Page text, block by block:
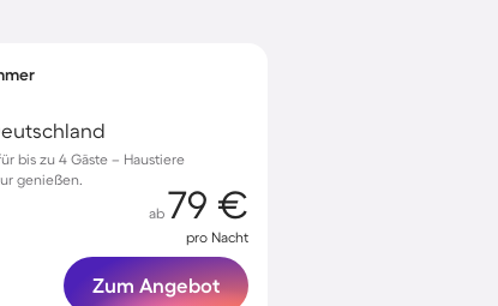
bis zu 4 Gäste – Haustiere
genießen.
ab 79 €
pro Nacht
Zum Angebot